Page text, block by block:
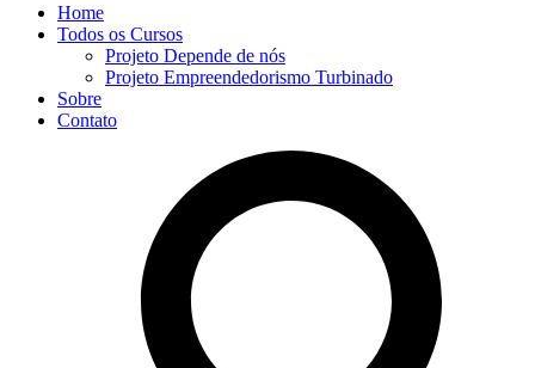
Home
Todos os Cursos
Projeto Depende de nós
Projeto Empreendedorismo Turbinado
Sobre
Contato